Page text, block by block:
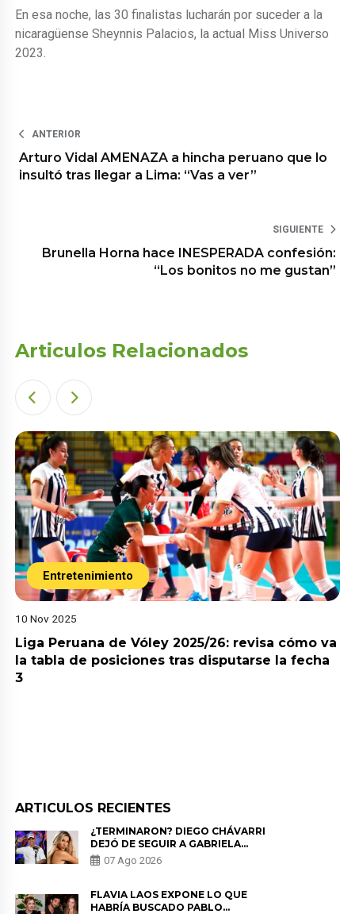
En esa noche, las 30 finalistas lucharán por suceder a la
nicaragüense Sheynnis Palacios, la actual Miss Universo
2023.
ANTERIOR
Arturo Vidal AMENAZA a hincha peruano que lo
insultó tras llegar a Lima: “Vas a ver”
SIGUIENTE
Brunella Horna hace INESPERADA confesión:
“Los bonitos no me gustan”
Articulos Relacionados
Entretenimiento
10 Nov 2025
Liga Peruana de Vóley 2025/26: revisa cómo va
la tabla de posiciones tras disputarse la fecha
3
ARTICULOS RECIENTES
¿TERMINARON? DIEGO CHÁVARRI
DEJÓ DE SEGUIR A GABRIELA
HERRERA Y ANUNCIA SU SALIDA
DE PÓDCAST
07 Ago 2026
FLAVIA LAOS EXPONE LO QUE
HABRÍA BUSCADO PABLO